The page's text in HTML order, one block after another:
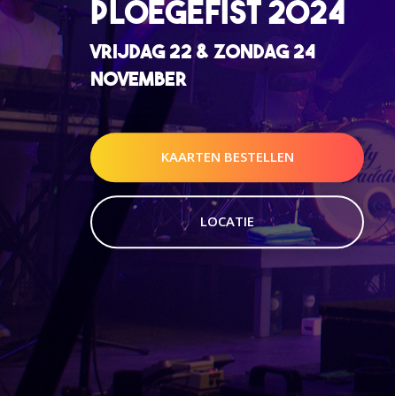
PLOEGEFIST 2024
VRIJDAG 22 & ZONDAG 24
NOVEMBER
KAARTEN BESTELLEN
LOCATIE